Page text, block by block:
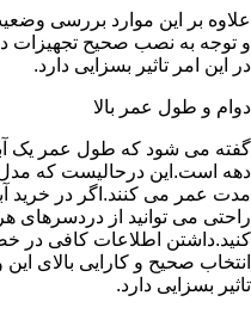
علاوه بر این موارد بررسی
و توجه به نصب صحیح تجهیزات
در این امر تاثیر بسزایی دارد.
دوام و طول عمر بالا
گفته می شود که طول عمر یک
دهه است.این درحالیست که مدل
مدت عمر می کنند.اگر در خرید
راحتی می توانید از دردسرهای
کنید.داشتن اطلاعات کافی در
انتخاب صحیح و کارایی بالای
تاثیر بسزایی دارد.